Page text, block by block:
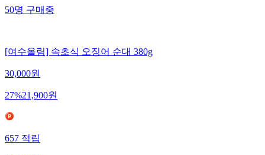
50명구매중
[여수올림] 속초식 오징어 순대 380g
30,000원
27%21,900원
657적립